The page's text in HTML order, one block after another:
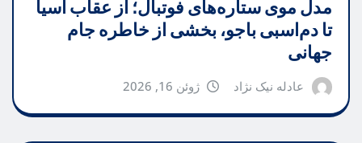
مدل موی ستاره‌های فوتبال؛ از عقاب آسیا
تا دم‌اسبی باجو، بخشی از خاطره جام
جهانی
عادله نیک نژاد ژوئن 16, 2026